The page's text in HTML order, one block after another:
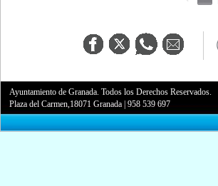
Ayuntamiento de Granada. Todos los Derechos Reservados.
Plaza del Carmen,18071 Granada |958 539 697